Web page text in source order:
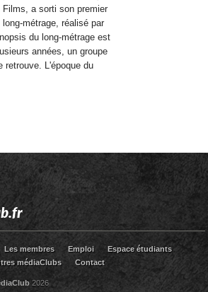
Films, a sorti son premier
long-métrage, réalisé par
du long-métrage est
années, un groupe
retrouve. L'époque du
Les membres Emploi
Espace étudiants
médiaClubs Contact
2026